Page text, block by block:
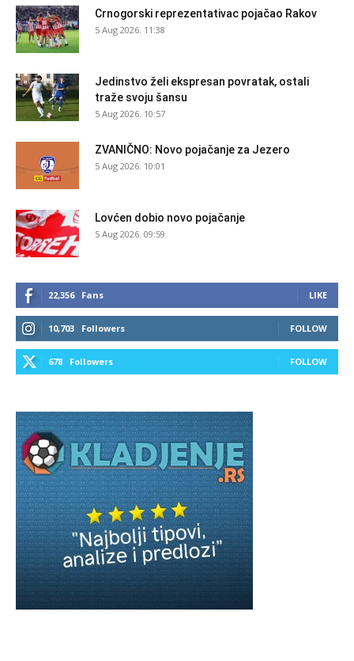
Crnogorski reprezentativac pojačao Rakov
5 Aug 2026. 11:38
Jedinstvo želi ekspresan povratak, ostali
traže svoju šansu
5 Aug 2026. 10:57
ZVANIČNO: Novo pojačanje za Jezero
5 Aug 2026. 10:01
Lovćen dobio novo pojačanje
5 Aug 2026. 09:59
22,356 Fans LIKE
10,703 Followers FOLLOW
678 Followers FOLLOW